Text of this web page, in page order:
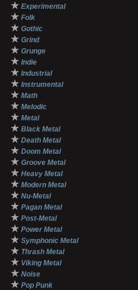
★ Experimental
★ Folk
★ Gothic
★ Grind
★ Grunge
★ Indie
★ Industrial
★ Instrumental
★ Math
★ Melodic
★ Metal
★ Black Metal
★ Death Metal
★ Doom Metal
★ Groove Metal
★ Heavy Metal
★ Modern Metal
★ Nu-Metal
★ Pagan Metal
★ Post-Metal
★ Power Metal
★ Symphonic Metal
★ Thrash Metal
★ Viking Metal
★ Noise
★ Pop Punk